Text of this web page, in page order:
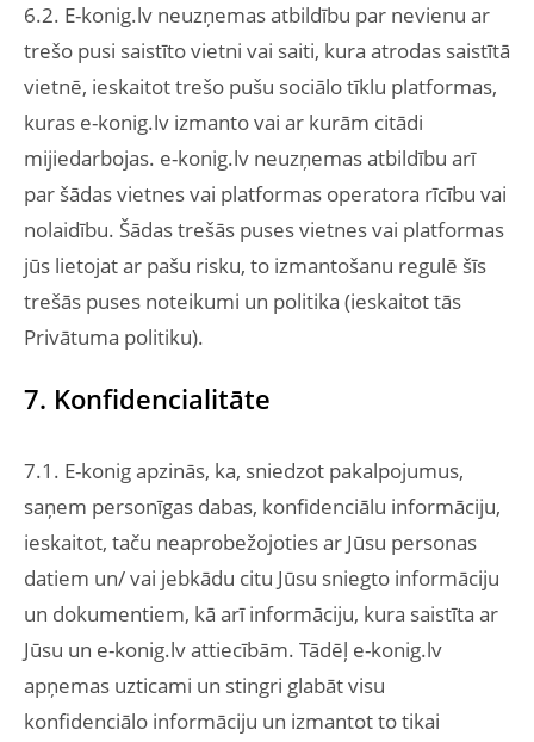
6.2. E-konig.lv neuzņemas atbildību par nevienu ar
trešo pusi saistīto vietni vai saiti, kura atrodas saistītā
vietnē, ieskaitot trešo pušu sociālo tīklu platformas,
kuras e-konig.lv izmanto vai ar kurām citādi
mijiedarbojas. e-konig.lv neuzņemas atbildību arī
par šādas vietnes vai platformas operatora rīcību vai
nolaidību. Šādas trešās puses vietnes vai platformas
jūs lietojat ar pašu risku, to izmantošanu regulē šīs
trešās puses noteikumi un politika (ieskaitot tās
Privātuma politiku).
7. Konfidencialitāte
7.1. E-konig apzinās, ka, sniedzot pakalpojumus,
saņem personīgas dabas, konfidenciālu informāciju,
ieskaitot, taču neaprobežojoties ar Jūsu personas
datiem un/ vai jebkādu citu Jūsu sniegto informāciju
un dokumentiem, kā arī informāciju, kura saistīta ar
Jūsu un e-konig.lv attiecībām. Tādēļ e-konig.lv
apņemas uzticami un stingri glabāt visu
konfidenciālo informāciju un izmantot to tikai